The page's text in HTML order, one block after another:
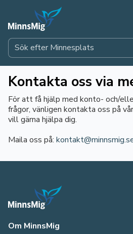
Kontakta oss via
För att få hjälp med konto- och/
frågor, vänligen kontakta oss på
vill gärna hjälpa dig.
Maila oss på:
Om MinnsMig